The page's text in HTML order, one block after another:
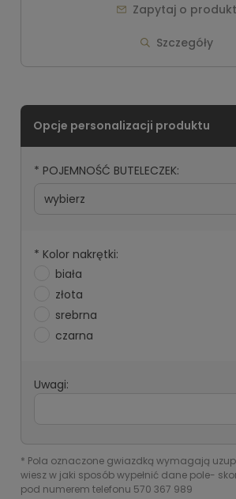
* POJEMNOŚĆ BUTELECZEK:
* Kolor nakrętki:
biała
złota
srebrna
czarna
Uwagi:
* Pola oznaczone gwiazdką wymagają
wiesz w jaki sposób wypełnić dane pole-
pod numerem telefonu 570 367 989
Szczegóły
Zapytaj o produkt